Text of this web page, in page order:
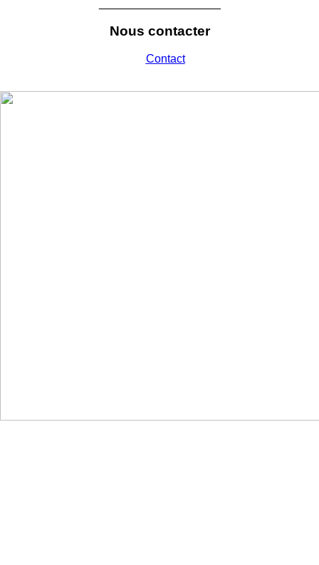
Nous contacter
Contact